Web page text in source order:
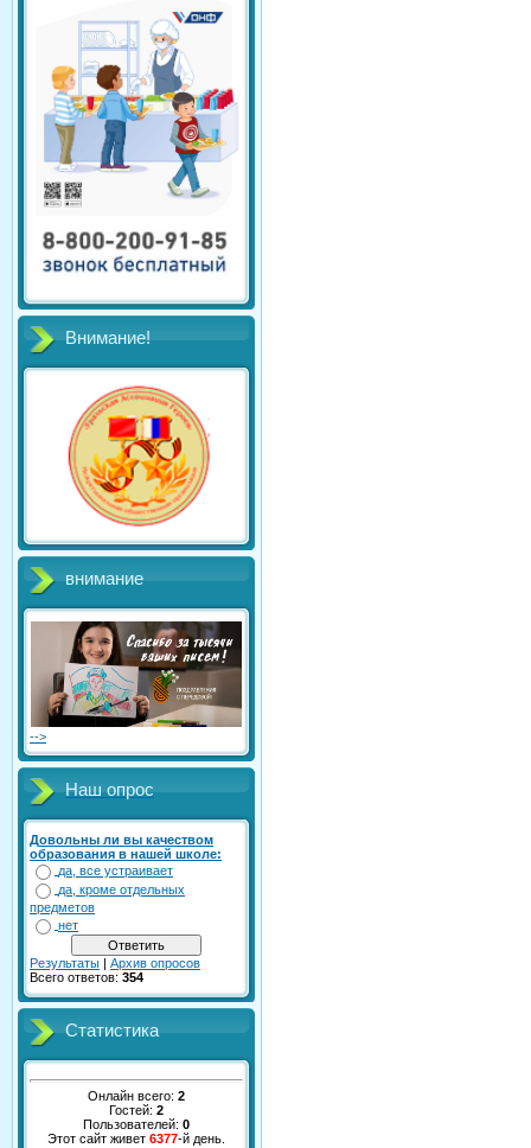
Внимание!
внимание
-->
Наш опрос
Довольны ли вы качеством
образования в нашей школе:
да, все устраивает
да, кроме отдельных
предметов
нет
Результаты | Архив опросов
Всего ответов: 354
Статистика
Онлайн всего: 2
Гостей: 2
Пользователей: 0
Этот сайт живет 6377-й день.